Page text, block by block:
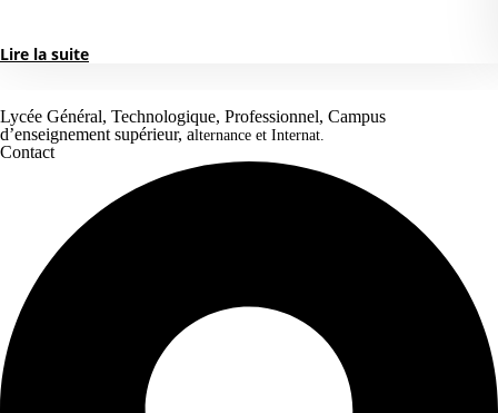
Lire la suite
Lycée Général, Technologique, Professionnel, Campus
d’enseignement supérieur, alternance et Internat.
Contact